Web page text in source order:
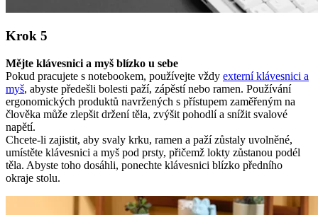
Krok 5
Mějte klávesnici a myš blízko u sebe
Pokud pracujete s notebookem, používejte vždy externí klávesnici a
myš, abyste předešli bolesti paží, zápěstí nebo ramen. Používání
ergonomických produktů navržených s přístupem zaměřeným na
člověka může zlepšit držení těla, zvýšit pohodlí a snížit svalové
napětí.
Chcete-li zajistit, aby svaly krku, ramen a paží zůstaly uvolněné,
umístěte klávesnici a myš pod prsty, přičemž lokty zůstanou podél
těla. Abyste toho dosáhli, ponechte klávesnici blízko předního
okraje stolu.